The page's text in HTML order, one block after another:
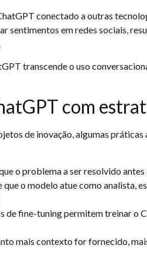
conectado a outras
sentimentos em redes sociais,
transcende o uso
com
de inovação, algumas
o problema a ser resolvido antes
o modelo atue como analista,
de fine-tuning permitem treinar o
mais contexto for fornecido,